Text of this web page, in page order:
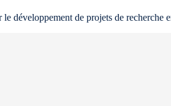
développement de projets de recherche